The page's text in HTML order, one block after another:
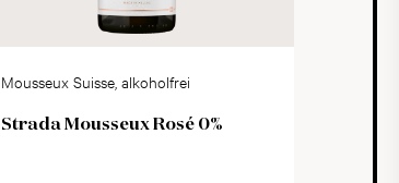
Mousseux Suisse, alkoholfrei
Strada Mousseux Rosé 0%